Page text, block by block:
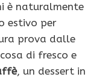
è naturalmente
estivo per
prova dalle
di fresco e
, un dessert in